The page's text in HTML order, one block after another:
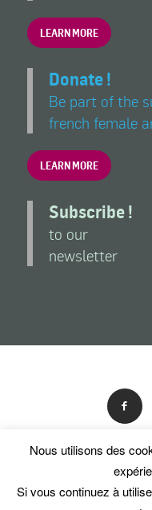
LEARN MORE
Donate !
Be part of the
french female
LEARN MORE
Subscribe !
to our
newsletter
© Les Amis du
En poursuivant votre
Nous utilisons des
Si vous continuez à